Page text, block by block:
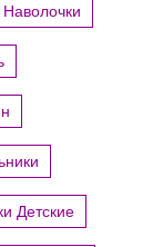
Наволочки
Детские